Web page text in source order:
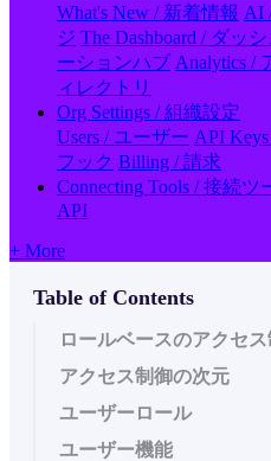
What's New / 新着情報 AI
ジ The Dashboard / ダッ
ーションハブ Analytics /
ィレクトリ
Org Settings / 組織設定
Users / ユーザー API
フック Billing / 請求
Connecting Tools / 接続ツ
API
+ More
Table of Contents
ロールベースのアクセ
アクセス制御の次元
ユーザーロール
ユーザー機能